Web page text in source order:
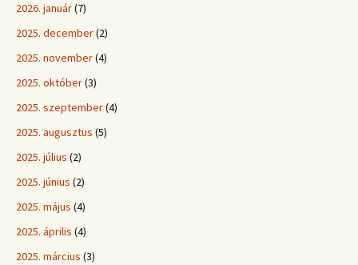
2026. január(7)
2025. december(2)
2025. november(4)
2025. október(3)
2025. szeptember(4)
2025. augusztus (5)
2025. július (2)
2025. június (2)
2025. május (4)
2025. április (4)
2025. március (3)